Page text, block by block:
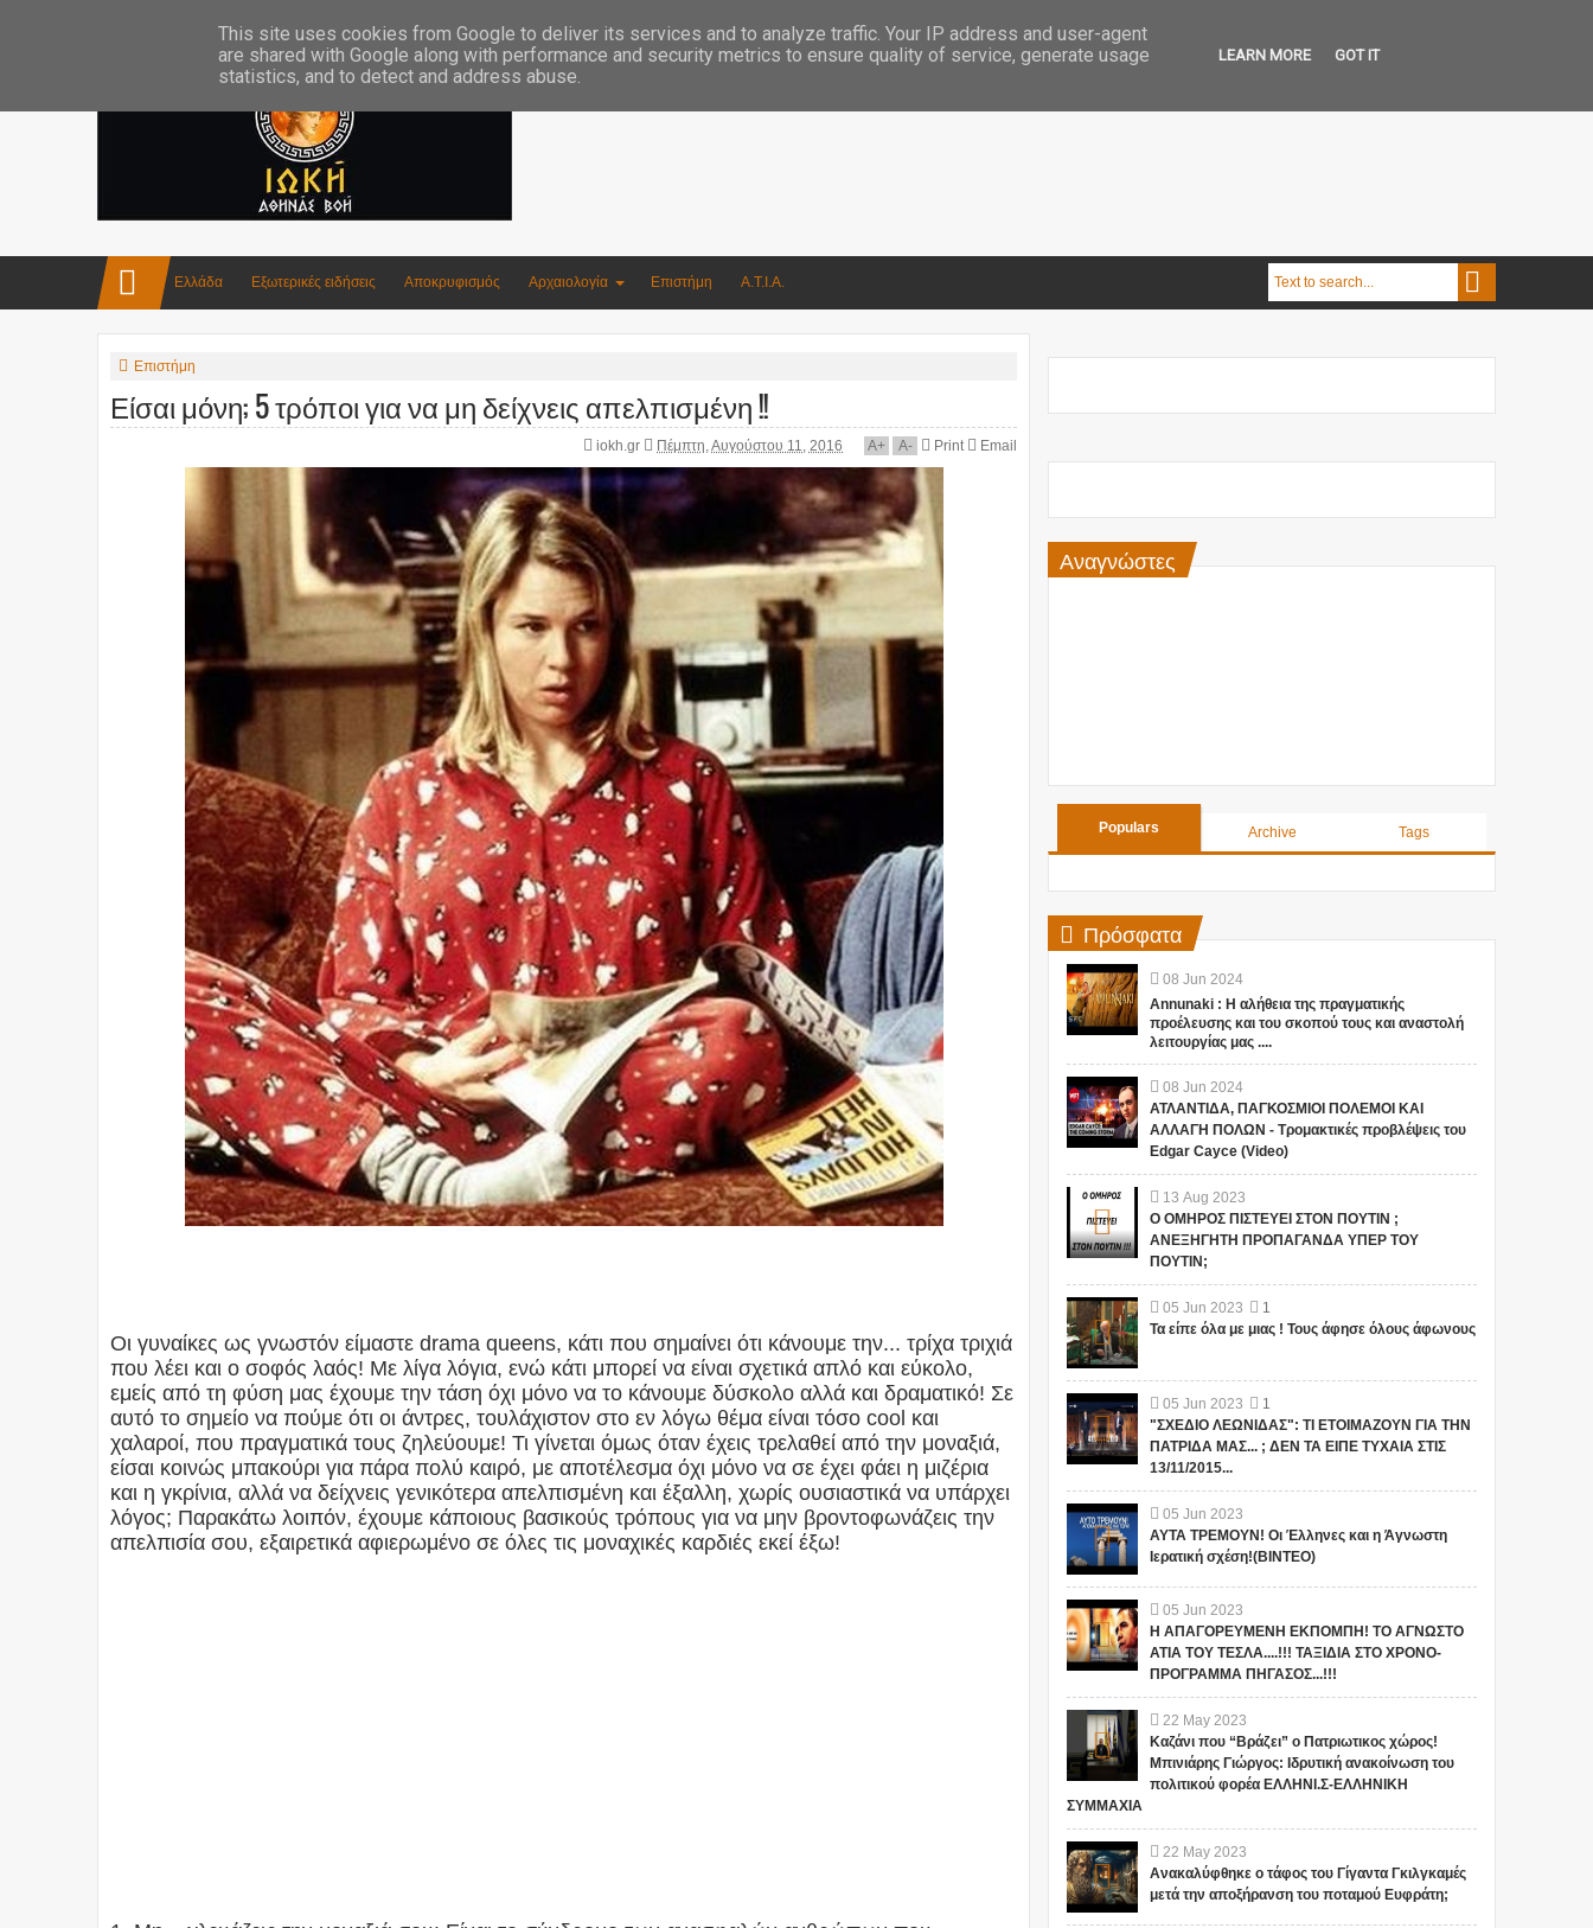
Ελλάδα Εξωτερικές ειδήσεις Αποκρυφισμός Αρχαιολογία Επιστήμη Α.Τ.Ι.Α.
Επιστήμη
Είσαι μόνη; 5 τρόποι για να μη δείχνεις απελπισμένη !!
iokh.gr Πέμπτη, Αυγούστου 11, 2016 A+ A- Print Email
Οι γυναίκες ως γνωστόν είμαστε drama queens, κάτι που σημαίνει ότι κάνουμε την... τρίχα τριχιά
που λέει και ο σοφός λαός! Με λίγα λόγια, ενώ κάτι μπορεί να είναι σχετικά απλό και εύκολο,
εμείς από τη φύση μας έχουμε την τάση όχι μόνο να το κάνουμε δύσκολο αλλά και δραματικό! Σε
αυτό το σημείο να πούμε ότι οι άντρες, τουλάχιστον στο εν λόγω θέμα είναι τόσο cool και
χαλαροί, που πραγματικά τους ζηλεύουμε! Τι γίνεται όμως όταν έχεις τρελαθεί από την μοναξιά,
είσαι κοινώς μπακούρι για πάρα πολύ καιρό, με αποτέλεσμα όχι μόνο να σε έχει φάει η μιζέρια
και η γκρίνια, αλλά να δείχνεις γενικότερα απελπισμένη και έξαλλη, χωρίς ουσιαστικά να υπάρχει
λόγος; Παρακάτω λοιπόν, έχουμε κάποιους βασικούς τρόπους για να μην βροντοφωνάζεις την
απελπισία σου, εξαιρετικά αφιερωμένο σε όλες τις μοναχικές καρδιές εκεί έξω!
Αναγνώστες
Populars Archive Tags
Πρόσφατα
08 Jun 2024
Annunaki : Η αλήθεια της πραγματικής
προέλευσης και του σκοπού τους και αναστολή
λειτουργίας μας ....
08 Jun 2024
ΑΤΛΑΝΤΙΔΑ, ΠΑΓΚΟΣΜΙΟΙ ΠΟΛΕΜΟΙ ΚΑΙ
ΑΛΛΑΓΗ ΠΟΛΩΝ - Τρομακτικές προβλέψεις του
Edgar Cayce (Video)
13 Aug 2023
Ο ΟΜΗΡΟΣ ΠΙΣΤΕΥΕΙ ΣΤΟΝ ΠΟΥΤΙΝ ;
ΑΝΕΞΗΓΗΤΗ ΠΡΟΠΑΓΑΝΔΑ ΥΠΕΡ ΤΟΥ
ΠΟΥΤΙΝ;
05 Jun 2023
1
Τα είπε όλα με μιας ! Τους άφησε όλους άφωνους
05 Jun 2023
1
"ΣΧΕΔΙΟ ΛΕΩΝΙΔΑΣ": ΤΙ ΕΤΟΙΜΑΖΟΥΝ ΓΙΑ ΤΗΝ
ΠΑΤΡΙΔΑ ΜΑΣ... ; ΔΕΝ ΤΑ ΕΙΠΕ ΤΥΧΑΙΑ ΣΤΙΣ
13/11/2015...
05 Jun 2023
ΑΥΤΑ ΤΡΕΜΟΥΝ! Οι Έλληνες και η Άγνωστη
Ιερατική σχέση!(ΒΙΝΤΕΟ)
05 Jun 2023
Η ΑΠΑΓΟΡΕΥΜΕΝΗ ΕΚΠΟΜΠΗ! ΤΟ ΑΓΝΩΣΤΟ
ΑΤΙΑ ΤΟΥ ΤΕΣΛΑ....!!! ΤΑΞΙΔΙΑ ΣΤΟ ΧΡΟΝΟ-
ΠΡΟΓΡΑΜΜΑ ΠΗΓΑΣΟΣ...!!!
22 May 2023
Καζάνι που “Βράζει” ο Πατριωτικος χώρος!
Μπινιάρης Γιώργος: Ιδρυτική ανακοίνωση του
πολιτικού φορέα ΕΛΛΗΝΙ.Σ-ΕΛΛΗΝΙΚΗ
ΣΥΜΜΑΧΙΑ
22 May 2023
Ανακαλύφθηκε ο τάφος του Γίγαντα Γκιλγκαμές
μετά την αποξήρανση του ποταμού Ευφράτη;
This site uses cookies from Google to deliver its services and to analyze traffic. Your IP address and user-agent
are shared with Google along with performance and security metrics to ensure quality of service, generate usage
statistics, and to detect and address abuse.
LEARN MORE GOT IT